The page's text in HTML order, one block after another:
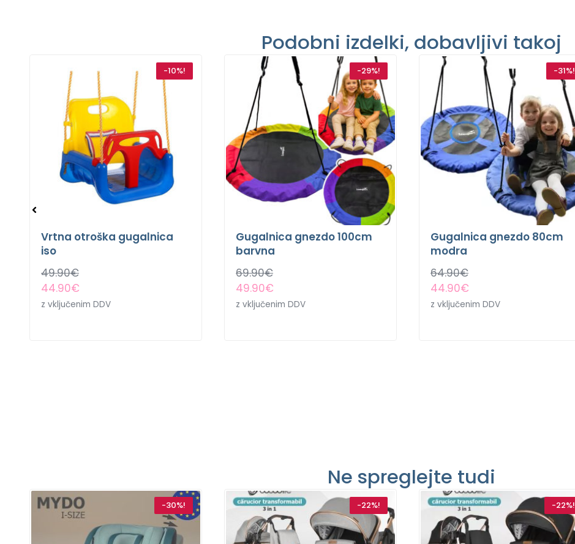
Podobni izdelki, dobavljivi takoj
-10%!
Vrtna otroška gugalnica
iso
49.90€
44.90€
z vključenim DDV
-29%!
Gugalnica gnezdo 100cm
barvna
69.90€
49.90€
z vključenim DDV
-31%!
Gugalnica gnezdo 80cm
modra
64.90€
44.90€
z vključenim DDV
Ne spreglejte tudi
-30%! -22%! -22%!